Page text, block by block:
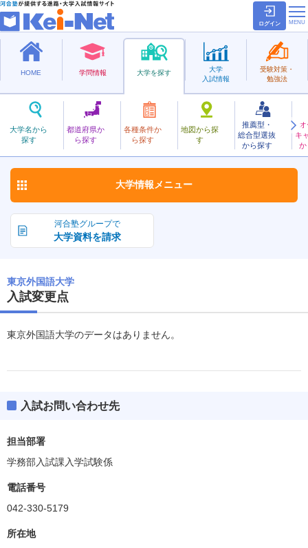
ログイン
HOME 学問情報 大学を探す
大学名から
探す
都道府県か
ら探す
各種条件か
ら探す
地図から探
す
推薦型・
総合型選抜
から探す
キ
か
大学
入試情報
受験対策・
勉強法
国立
とうきょうがいこくご
東京外国語大学 お気に入り
河合塾グループで
大学資料を請求
大学情報 メニュー
東京外国語大学
入試変更点
東京外国語大学のデータはありません。
入試お問い合わせ先
担当部署
学務部入試課入学試験係
電話番号
042-330-5179
所在地